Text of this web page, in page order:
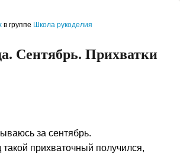
в группе Школа рукоделия
Сентябрь. Прихватки
за сентябрь.
такой прихваточный получился,